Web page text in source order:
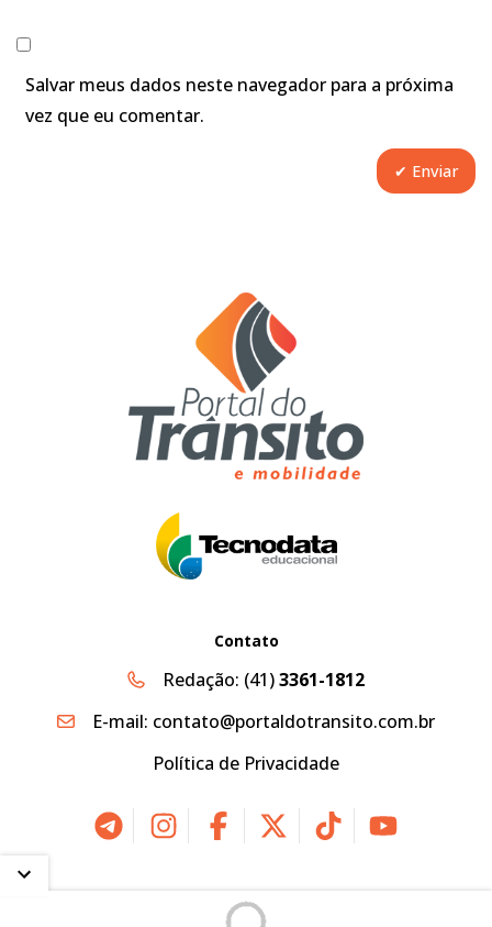
Salvar meus dados neste navegador para a próxima
vez que eu comentar.
Contato
Redação: (41)3361-1812
E-mail: contato@portaldotransito.com.br
Política de Privacidade
2026 © Portal do Trânsito, Mobilidade & Sustentabilidade |